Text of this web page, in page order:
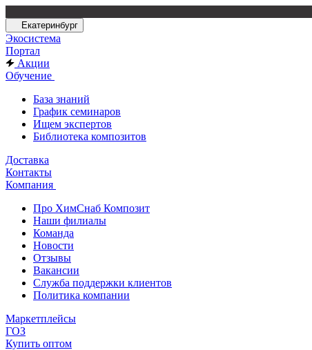
Екатеринбург
Экосистема
Портал
Акции
Обучение
База знаний
График семинаров
Ищем экспертов
Библиотека композитов
Доставка
Контакты
Компания
Про ХимСнаб Композит
Наши филиалы
Команда
Новости
Отзывы
Вакансии
Служба поддержки клиентов
Политика компании
Маркетплейсы
ГОЗ
Купить оптом